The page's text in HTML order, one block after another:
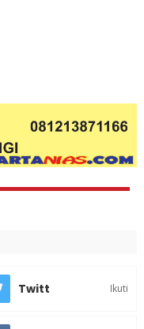
Twitt Ikuti